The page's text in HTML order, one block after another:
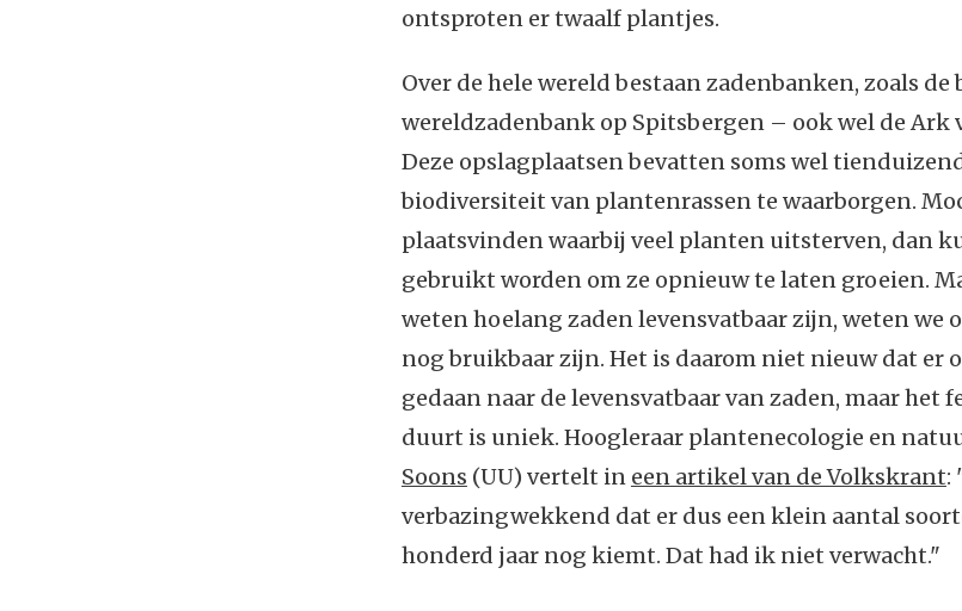
ontsproten er twaalf plantjes.
Over de hele wereld bestaan zadenbanken, zoals de
wereldzadenbank op Spitsbergen – ook wel de Ark
Deze opslagplaatsen bevatten soms wel
biodiversiteit van plantenrassen te waarborgen.
plaatsvinden waarbij veel planten uitsterven, dan
gebruikt worden om ze opnieuw te laten groeien.
weten hoelang zaden levensvatbaar zijn, weten we
nog bruikbaar zijn. Het is daarom niet nieuw dat er
gedaan naar de levensvatbaar van zaden, maar het
duurt is uniek. Hoogleraar plantenecologie en
Soons (UU) vertelt in een artikel van de Volkskrant:
verbazingwekkend dat er dus een klein aantal
honderd jaar nog kiemt. Dat had ik niet verwacht."